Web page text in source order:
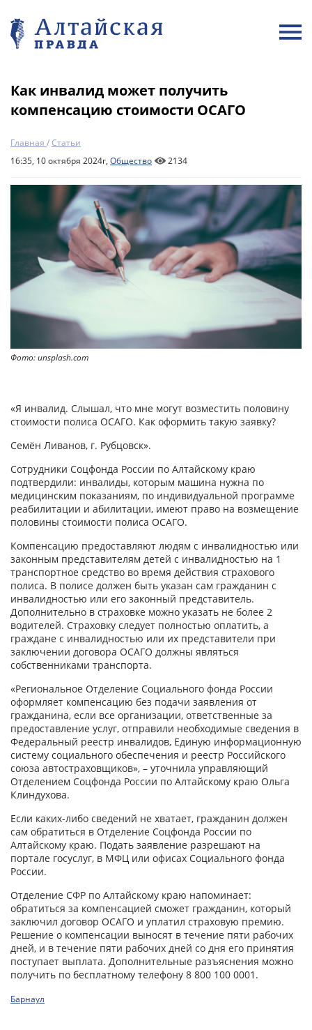
Как инвалид может получить
компенсацию стоимости ОСАГО
Главная /Статьи
16:35, 10 октября 2024г, Общество 2134
Фото: unsplash.com
«Я инвалид. Слышал, что мне могут возместить половину
стоимости полиса ОСАГО. Как оформить такую заявку?
Семён Ливанов, г. Рубцовск».
Сотрудники Соцфонда России по Алтайскому краю
подтвердили: инвалиды, которым машина нужна по
медицинским показаниям, по индивидуальной программе
реабилитации и абилитации, имеют право на возмещение
половины стоимости полиса ОСАГО.
Компенсацию предоставляют людям с инвалидностью или
законным представителям детей с инвалидностью на 1
транспортное средство во время действия страхового
полиса. В полисе должен быть указан сам гражданин с
инвалидностью или его законный представитель.
Дополнительно в страховке можно указать не более 2
водителей. Страховку следует полностью оплатить, а
граждане с инвалидностью или их представители при
заключении договора ОСАГО должны являться
собственниками транспорта.
«Региональное Отделение Социального фонда России
оформляет компенсацию без подачи заявления от
гражданина, если все организации, ответственные за
предоставление услуг, отправили необходимые сведения в
Федеральный реестр инвалидов, Единую информационную
систему социального обеспечения и реестр Российского
союза автостраховщиков», – уточнила управляющий
Отделением Соцфонда России по Алтайскому краю Ольга
Клиндухова.
Если каких-либо сведений не хватает, гражданин должен
сам обратиться в Отделение Соцфонда России по
Алтайскому краю. Подать заявление разрешают на
портале госуслуг, в МФЦ или офисах Социального фонда
России.
Отделение СФР по Алтайскому краю напоминает:
обратиться за компенсацией сможет гражданин, который
заключил договор ОСАГО и уплатил страховую премию.
Решение о компенсации выносят в течение пяти рабочих
дней, и в течение пяти рабочих дней со дня его принятия
поступает выплата. Дополнительные разъяснения можно
получить по бесплатному телефону 8 800 100 0001.
Барнаул